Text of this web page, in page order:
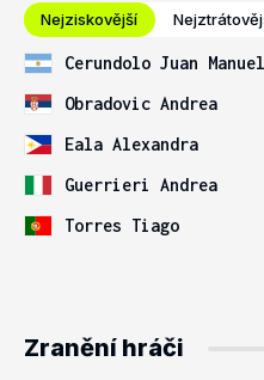
Nejziskovější
Cerundolo Juan Manuel
Obradovic Andrea
Eala Alexandra
Guerrieri Andrea
Torres Tiago
Zranění hráči